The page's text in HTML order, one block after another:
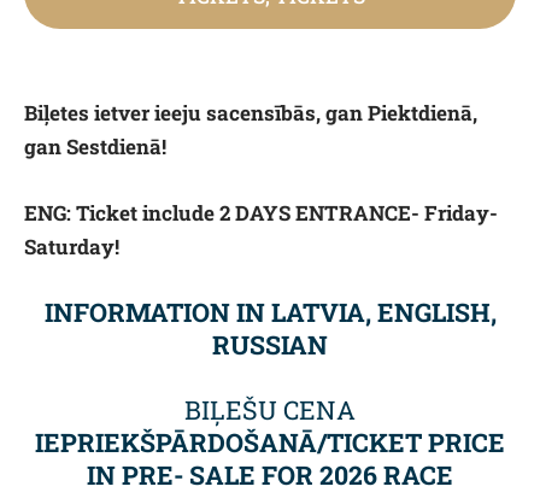
Biļetes ietver ieeju sacensībās, gan Piektdienā,
gan Sestdienā!
ENG: Ticket include 2 DAYS ENTRANCE- Friday-
Saturday!
INFORMATION IN LATVIA, ENGLISH,
RUSSIAN
BIĻEŠU CENA
IEPRIEKŠPĀRDOŠANĀ/TICKET PRICE
IN PRE- SALE FOR 2026 RACE